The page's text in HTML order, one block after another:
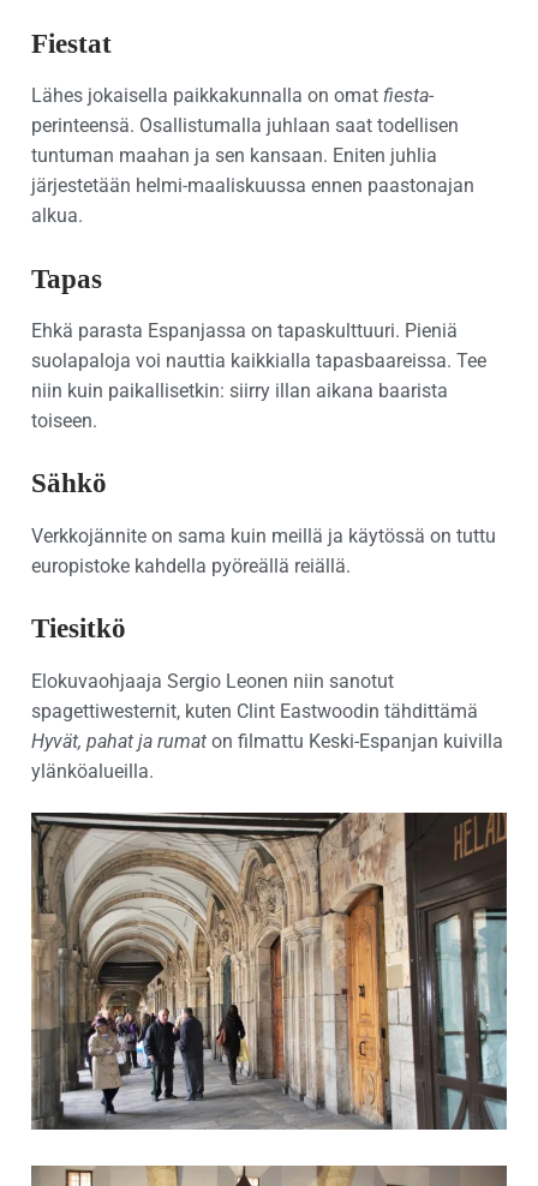
Fiestat
Lähes jokaisella paikkakunnalla on omat fiesta-
perinteensä. Osallistumalla juhlaan saat todellisen
tuntuman maahan ja sen kansaan. Eniten juhlia
järjestetään helmi-maaliskuussa ennen paastonajan
alkua.
Tapas
Ehkä parasta Espanjassa on tapaskulttuuri. Pieniä
suolapaloja voi nauttia kaikkialla tapasbaareissa. Tee
niin kuin paikallisetkin: siirry illan aikana baarista
toiseen.
Sähkö
Verkkojännite on sama kuin meillä ja käytössä on tuttu
europistoke kahdella pyöreällä reiällä.
Tiesitkö
Elokuvaohjaaja Sergio Leonen niin sanotut
spagettiwesternit, kuten Clint Eastwoodin tähdittämä
Hyvät, pahat ja rumat on filmattu Keski-Espanjan kuivilla
ylänköalueilla.